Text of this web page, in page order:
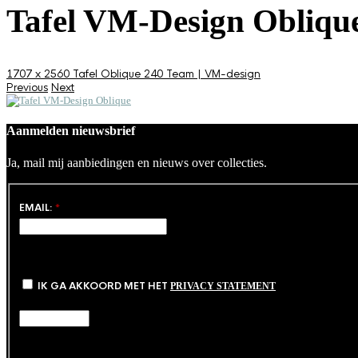
Tafel VM-Design
1707 x 2560 Tafel Oblique 240 Team | VM-design
Previous Next
Aanmelden nieuwsbrief
Ja, mail mij aanbiedingen en nieuws over collecties.
EMAIL: *
IK GA AKKOORD MET HET PRIVACY STATEMENT